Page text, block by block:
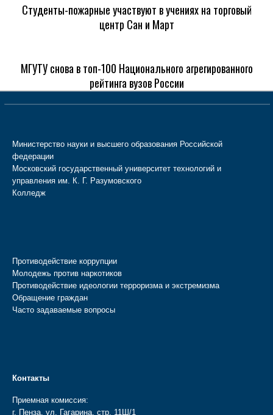
Студенты-пожарные участвуют в учениях на торговый
центр Сан и Март
МГУТУ снова в топ-100 Национального агрегированного
рейтинга вузов России
Министерство науки и высшего образования Российской
федерации
Московский государственный университет технологий и
управления им. К. Г. Разумовского
Колледж
Противодействие коррупции
Молодежь против наркотиков
Противодействие идеологии терроризма и экстремизма
Обращение граждан
Часто задаваемые вопросы
Контакты
Приемная комиссия:
г. Пенза, ул. Гагарина, стр. 11Ш/1